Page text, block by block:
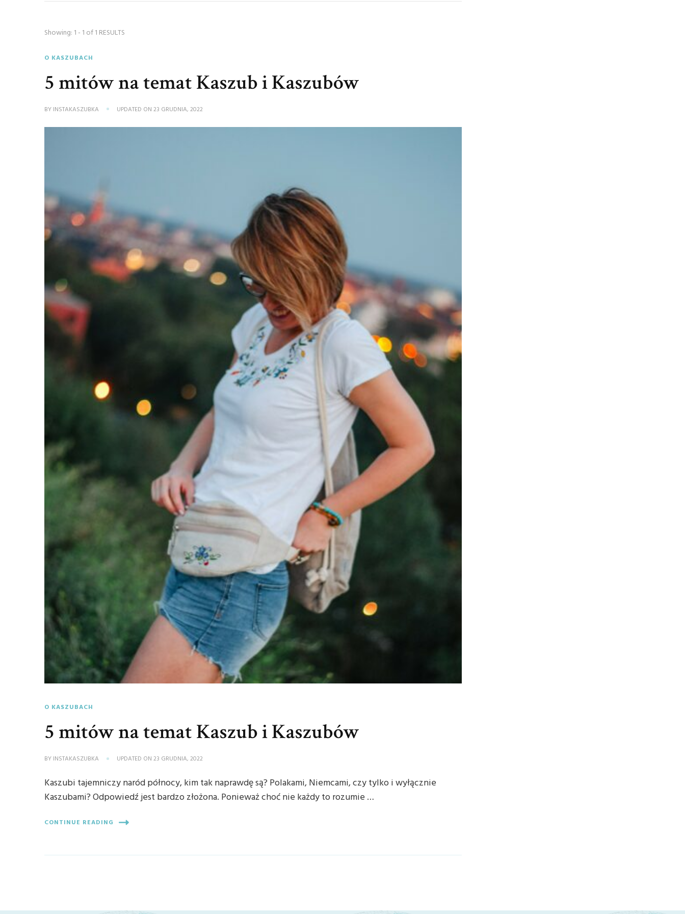
Showing: 1 - 1 of 1 RESULTS
O KASZUBACH
5 mitów na temat Kaszub i Kaszubów
BY INSTAKASZUBKA UPDATED ON23 GRUDNIA, 2022
O KASZUBACH
5 mitów na temat Kaszub i Kaszubów
BY INSTAKASZUBKA UPDATED ON23 GRUDNIA, 2022
Kaszubi tajemniczy naród północy, kim tak naprawdę są? Polakami, Niemcami, czy tylko i wyłącznie
Kaszubami? Odpowiedź jest bardzo złożona. Ponieważ choć nie każdy to rozumie …
CONTINUE READING